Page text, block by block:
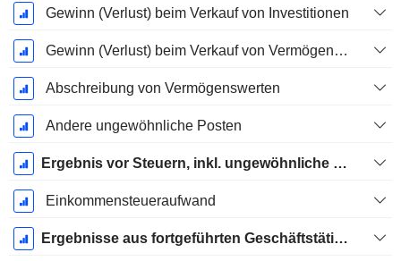
Gewinn (Verlust) beim Verkauf von Investitionen
Gewinn (Verlust) beim Verkauf von Vermögenswerten
Abschreibung von Vermögenswerten
Andere ungewöhnliche Posten
Ergebnis vor Steuern, inkl. ungewöhnliche Posten
Einkommensteueraufwand
Ergebnisse aus fortgeführten Geschäftstätigkeiten